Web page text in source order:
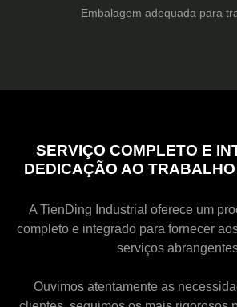
Embalagem adequada para
SERVIÇO COMPLETO E
DEDICAÇÃO AO
A TienDing Industrial oferece um
completo e integrado para fornecer
serviços
Ouvimos atentamente as